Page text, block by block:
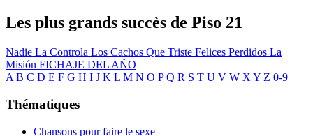
Les plus grands succès de Piso 21
Nadie La Controla Los Cachos Que Triste Felices Perdidos La
Misión FICHAJE DEL AÑO
A B C D E F G H I J K L M N O P Q R S T U V W X Y Z 0-9
Thématiques
Chansons pour faire le sexe